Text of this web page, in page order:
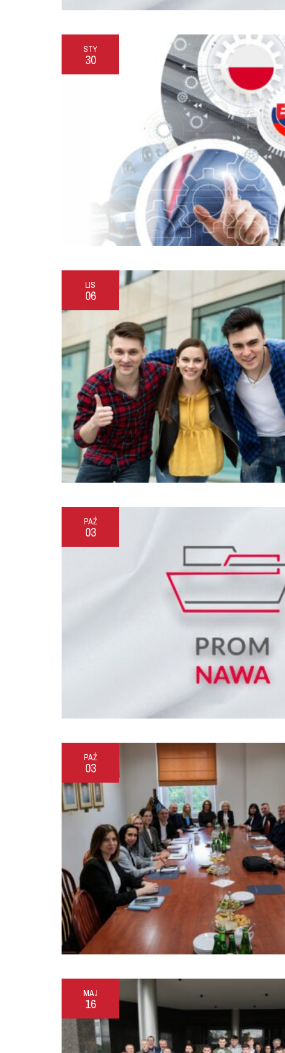
STY
30
LIS
06
PAŹ
03
PAŹ
03
MAJ
16